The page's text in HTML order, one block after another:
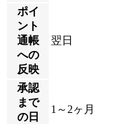
ポイ
ント
通帳
への
反映
翌日
承認
まで
の日
1～2ヶ月